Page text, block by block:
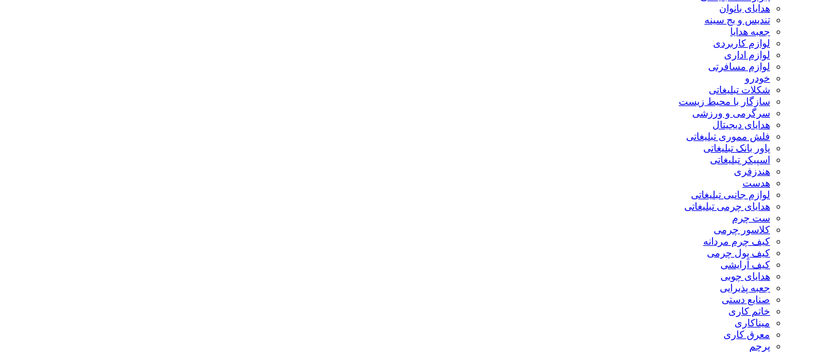
هدایای بانوان
تندیس و بج سینه
جعبه هدایا
لوازم کاربردی
لوازم اداری
لوازم مسافرتی
خودرو
شکلات تبلیغاتی
سازگار با محیط زیست
سرگرمی و ورزشی
هدایای دیجیتال
فلش مموری تبلیغاتی
پاور بانک تبلیغاتی
اسپیکر تبلیغاتی
هندزفری
هدست
لوازم جانبی تبلیغاتی
هدایای چرمی تبلیغاتی
ست چرم
کلاسور چرمی
کیف چرم مردانه
کیف پول چرمی
کیف آرایشی
هدایای چوبی
جعبه پذیرایی
صنایع دستی
خاتم کاری
میناکاری
معرق کاری
پرچم